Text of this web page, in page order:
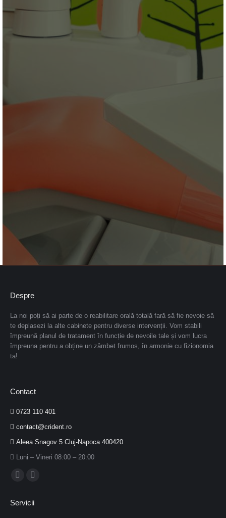
Despre
La noi poți să ai parte de o reabilitare orală totală fară să fie nevoie să
te deplasezi la alte cabinete pentru diverse intervenții. Vom stabili
împreună planul de tratament în funcție de nevoile tale și vom lucra
împreuna pentru a obține un zâmbet frumos, în armonie cu fizionomia
ta!
Contact
0723 110 401
contact@crident.ro
Aleea Snagov 5 Cluj-Napoca 400420
Luni – Vineri 08:00 – 20:00
opensopens
Servicii